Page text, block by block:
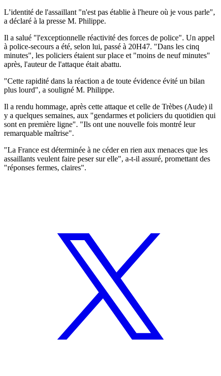
L’identité de l'assaillant "n'est pas établie à l'heure où je vous parle",
a déclaré à la presse M. Philippe.
Il a salué "l'exceptionnelle réactivité des forces de police". Un appel
à police-secours a été, selon lui, passé à 20H47. "Dans les cinq
minutes", les policiers étaient sur place et "moins de neuf minutes"
après, l'auteur de l'attaque était abattu.
"Cette rapidité dans la réaction a de toute évidence évité un bilan
plus lourd", a souligné M. Philippe.
Il a rendu hommage, après cette attaque et celle de Trèbes (Aude) il
y a quelques semaines, aux "gendarmes et policiers du quotidien qui
sont en première ligne". "Ils ont une nouvelle fois montré leur
remarquable maîtrise".
"La France est déterminée à ne céder en rien aux menaces que les
assaillants veulent faire peser sur elle", a-t-il assuré, promettant des
"réponses fermes, claires".